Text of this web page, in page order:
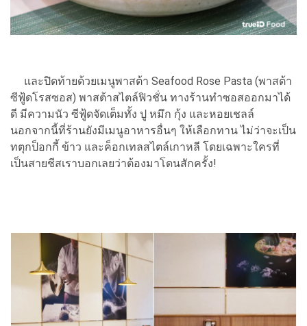
และปิดท้ายด้วยเมนูพาสต้า Seafood Rose Pasta (พาสต้า
ซีฟู้ดโรสซอส) พาสต้าสไตล์ฟิวชั่น ทางร้านทำซอสออกมาได้
ดี มีความนัว ซีฟู้ดจัดเต็มทั้ง ปู หมึก กุ้ง และหอยเชลล์
นอกจากนี้ที่ร้านยังมีเมนูอาหารอื่นๆ ให้เลือกทาน ไม่ว่าจะเป็น
ทตุกป็อกกี้ ข้าว และค็อกเทลสไตล์เกาหลี โดยเฉพาะใครที่
เป็นสายชีสเราบอกเลยว่าต้องมาโดนสักครั้ง!